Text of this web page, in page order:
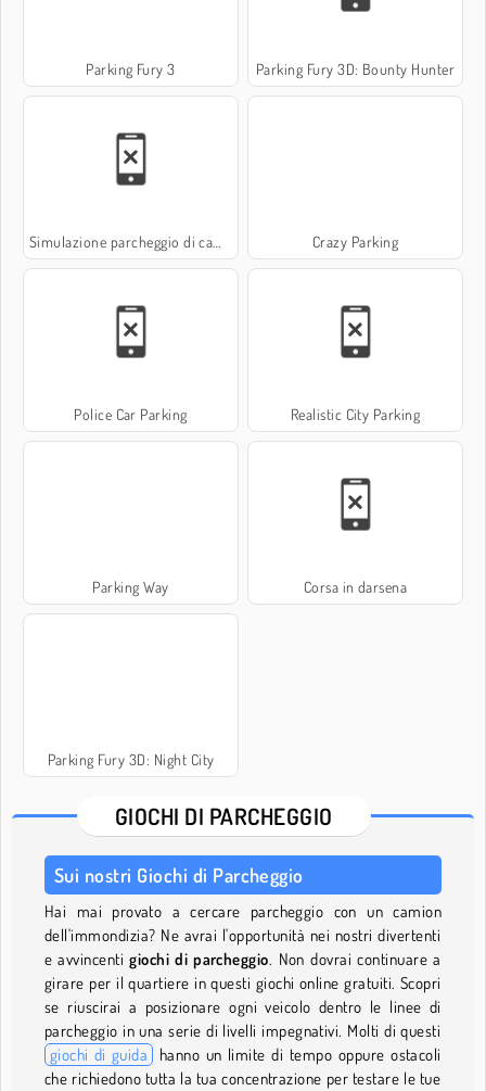
Parking Fury 3 Parking Fury 3D: Bounty Hunter
Simulazione parcheggio di camion 3D Crazy Parking
Police Car Parking Realistic City Parking
Parking Way Corsa in darsena
Parking Fury 3D: Night City
GIOCHI DI PARCHEGGIO
Sui nostri Giochi di Parcheggio
Hai mai provato a cercare parcheggio con un camion
dell'immondizia? Ne avrai l'opportunità nei nostri divertenti
e avvincentigiochi di parcheggio. Non dovrai continuare a
girare per il quartiere in questi giochi online gratuiti. Scopri
se riuscirai a posizionare ogni veicolo dentro le linee di
parcheggio in una serie di livelli impegnativi. Molti di questi
giochi di guida
hanno un limite di tempo oppure ostacoli
che richiedono tutta la tua concentrazione per testare le tue